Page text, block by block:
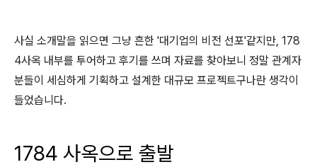
사실 소개말을 읽으면 그냥 흔한 '대기업의 비전 선포'같지만, 178
4사옥 내부를 투어하고 후기를 쓰며 자료를 찾아보니 정말 관계자
분들이 세심하게 기획하고 설계한 대규모 프로젝트구나란 생각이
들었습니다.
1784 사옥으로 출발